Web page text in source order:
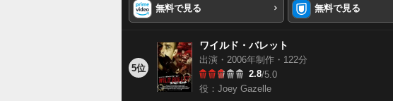
無料で見る 無料で見る
5位
ワイルド・バレット
出演・2006年制作・122分
2.8/5.0
役：Joey Gazelle